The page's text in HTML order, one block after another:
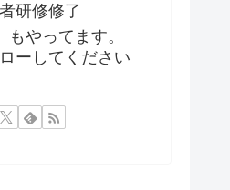
研修修了
やってます。
ーしてください